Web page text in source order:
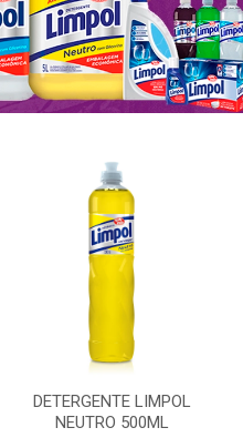
DETERGENTE LIMPOL
NEUTRO 500ML